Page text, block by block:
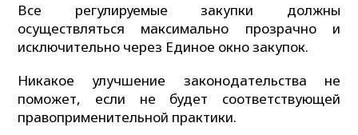
Все регулируемые закупки должны
осуществляться максимально прозрачно и
исключительно через Единое окно закупок.
Никакое улучшение законодательства не
поможет, если не будет соответствующей
правоприменительной практики.